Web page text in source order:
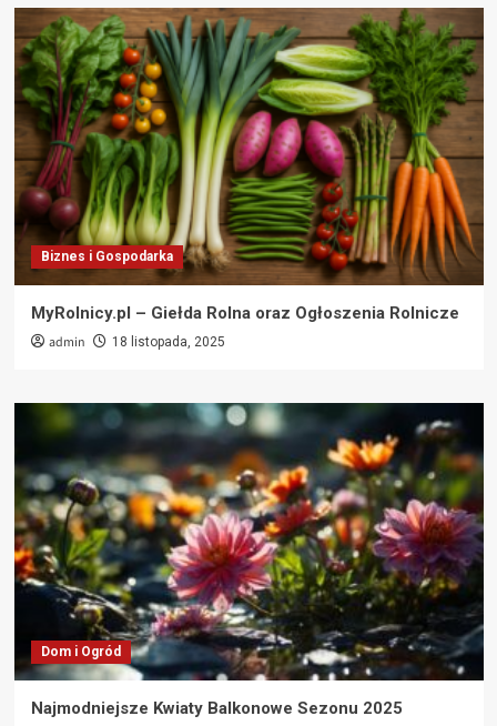
Biznes i Gospodarka
MyRolnicy.pl – Giełda Rolna oraz Ogłoszenia Rolnicze
admin 18 listopada, 2025
Dom i Ogród
Najmodniejsze Kwiaty Balkonowe Sezonu 2025